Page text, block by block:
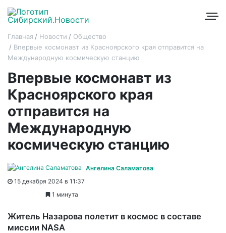
Главная Новости
Общество
Впервые космонавт из Красноярского края отправится на
Международную космическую станцию
Впервые космонавт из
Красноярского края
отправится на
Международную
космическую станцию
Ангелина Саламатова
15 декабря 2024 в 11:37
1 минута
Житель Назарова полетит в космос в составе
миссии NASA